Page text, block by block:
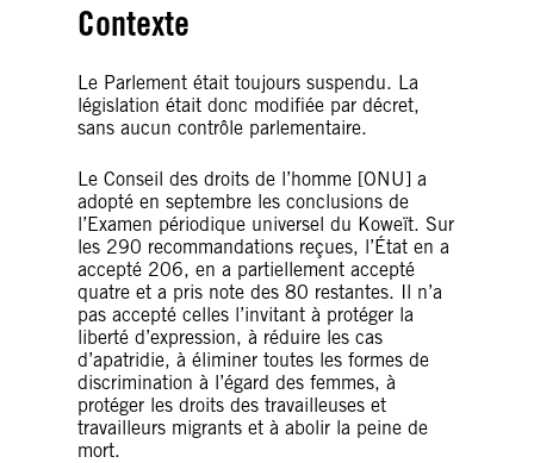
Contexte
Le Parlement était toujours suspendu. La
législation était donc modifiée par décret,
sans aucun contrôle parlementaire.
Le Conseil des droits de l’homme [ONU] a
adopté en septembre les conclusions de
l’Examen périodique universel du Koweït. Sur
les 290 recommandations reçues, l’État en a
accepté 206, en a partiellement accepté
quatre et a pris note des 80 restantes. Il n’a
pas accepté celles l’invitant à protéger la
liberté d’expression, à réduire les cas
d’apatridie, à éliminer toutes les formes de
discrimination à l’égard des femmes, à
protéger les droits des travailleuses et
travailleurs migrants et à abolir la peine de
mort.